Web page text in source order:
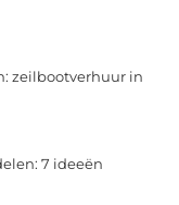
zeilbootverhuur in
7 ideeën